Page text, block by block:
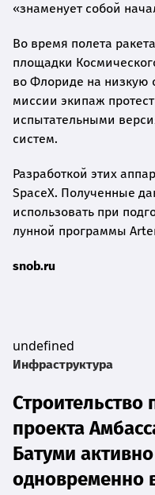
«знаменует собой
Во время полета
площадки
во Флориде на низкую
миссии экипаж
испытательными
систем.
Разработкой этих
SpaceX. Полученные
использовать при
лунной программы
snob.ru
undefined
Инфраструктура
Строительство
проекта
Батуми
одновременно